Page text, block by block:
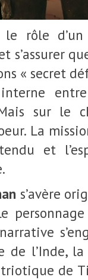
rôle d’un
s’assurer
« secret
sur le
La
et
s’avère
de l’Inde,
de